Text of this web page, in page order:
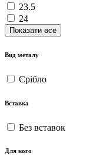
23.5
24
Показати все
Вид металу
Срібло
Вставка
Без вставок
Для кого